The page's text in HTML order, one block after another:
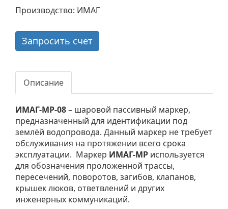
Производство: ИМАГ
Запросить счет
Описание
ИМАГ-MP-08– шаровой пассивный маркер,
предназначенный для идентификации под
землёй водопровода. Данный маркер не требует
обслуживания на протяжении всего срока
эксплуатации. Маркер ИМАГ-MP используется
для обозначения проложенной трассы,
пересечений, поворотов, загибов, клапанов,
крышек люков, ответвлений и других
инженерных коммуникаций.